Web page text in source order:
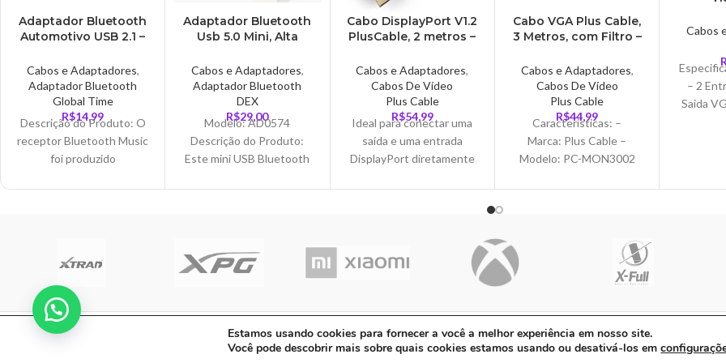
Adaptador Bluetooth
Automotivo USB 2.1 –
Cabos e Adaptadores,
Adaptador Bluetooth
Global Time
R$14,99
Descrição do Produto: O
receptor Bluetooth Music
foi produzido
aqueles que possuem um
Adaptador Bluetooth
Usb 5.0 Mini, Alta
AD0574B
Cabos e Adaptadores,
Adaptador Bluetooth
DEX
R$29,00
Modelo: AD0574
Descrição do Produto:
Este mini USB Bluetooth
velocidade, o
Cabo DisplayPort V1.2
PlusCable, 2 metros –
Cabos e Adaptadores,
Cabos De Vídeo
Plus Cable
R$54,99
Ideal para conectar uma
saída e uma entrada
DisplayPort diretamente
DisplayPort para
resoluções até 4K.
Cabo VGA Plus Cable,
3 Metros, com Filtro –
Cabos e Adaptadores,
Cabos De Vídeo
Plus Cable
R$44,99
Características: –
Marca: Plus Cable –
Modelo: PC-MON3002
Aplicação: Monitores,
metros – Material
Cabos
– 2
Saida
C A Informatica Ltda | CNPJ: 33.482.008/0001-90 | Avenida Dos Ipês, QD31 LT23, Bairro Cidade Jardim, CEP:
Feito com ❤ por Agência ZeroumStudio
Estamos usando cookies para fornecer a você a melhor experiência em nosso site.
Você pode descobrir mais sobre quais cookies estamos usando ou desativá-los em